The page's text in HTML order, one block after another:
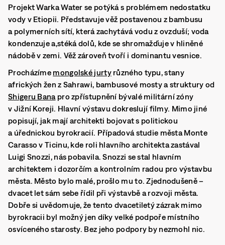
Projekt Warka Water se potýká s problémem nedostatku
vody v Etiopii. Představuje věž postavenou z bambusu
a polymerních sítí, která zachytává vodu z ovzduší; voda
kondenzuje a,stéká dolů, kde se shromažďuje v hliněné
nádobě v zemi. Věž zároveň tvoří i dominantu vesnice.
Procházíme mongolské jurtyrůzného typu, stany
afrických žen z Sahrawi, bambusové mosty a struktury od
Shigeru Bana pro zpřístupnění bývalé militární zóny
v Jižní Koreji. Hlavní výstavu dokreslují filmy. Mimo jiné
popisují, jak mají architekti bojovat s politickou
a úřednickou byrokracií. Případová studie města Monte
Carasso v Ticinu, kde roli hlavního architekta zastával
Luigi Snozzi, nás pobavila. Snozzi se stal hlavním
architektem i dozorčím a kontrolním radou pro výstavbu
města. Město bylo malé, prošlo mu to. Zjednodušeně –
dvacet let sám sebe řídil při výstavbě a rozvoji města.
Dobře si uvědomuje, že tento dvacetiletý zázrak mimo
byrokracii byl možný jen díky velké podpoře místního
osvíceného starosty. Bez jeho podpory by nezmohl nic.